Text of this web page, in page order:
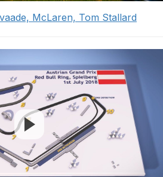
McLaren, Tom Stallard